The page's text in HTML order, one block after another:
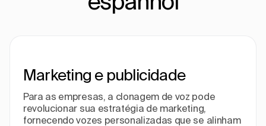
Marketing e publicidade
Para as empresas, a clonagem de voz pode
revolucionar sua estratégia de marketing,
fornecendo vozes personalizadas que se alinham